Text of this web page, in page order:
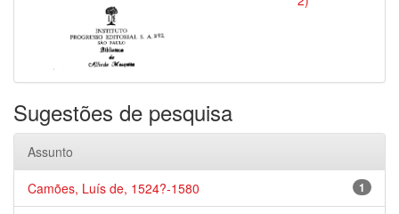
Sugestões de pesquisa
Assunto
1
Camões, Luís de, 1524?-1580